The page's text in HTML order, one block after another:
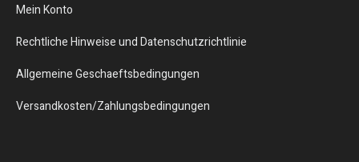
Mein Konto
Rechtliche Hinweise und Datenschutzrichtlinie
Allgemeine Geschaeftsbedingungen
Versandkosten/Zahlungsbedingungen